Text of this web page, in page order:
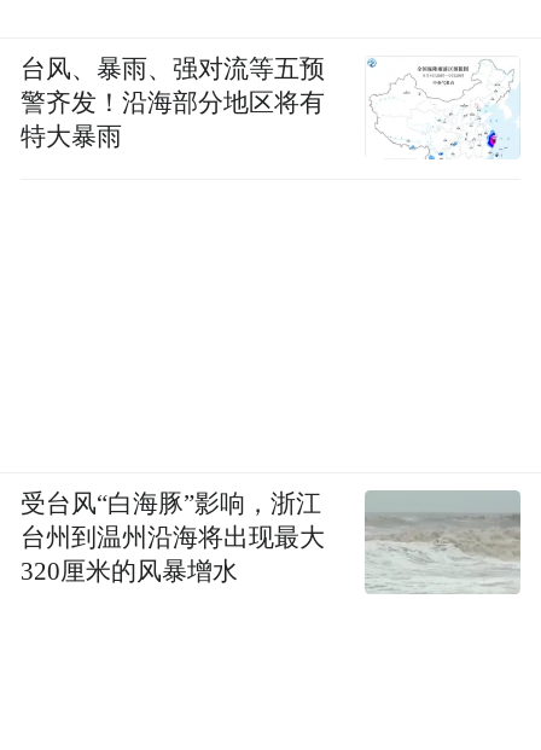
台风、暴雨、强对流等五预
警齐发！沿海部分地区将有
特大暴雨
受台风“白海豚”影响，浙江
台州到温州沿海将出现最大
320厘米的风暴增水